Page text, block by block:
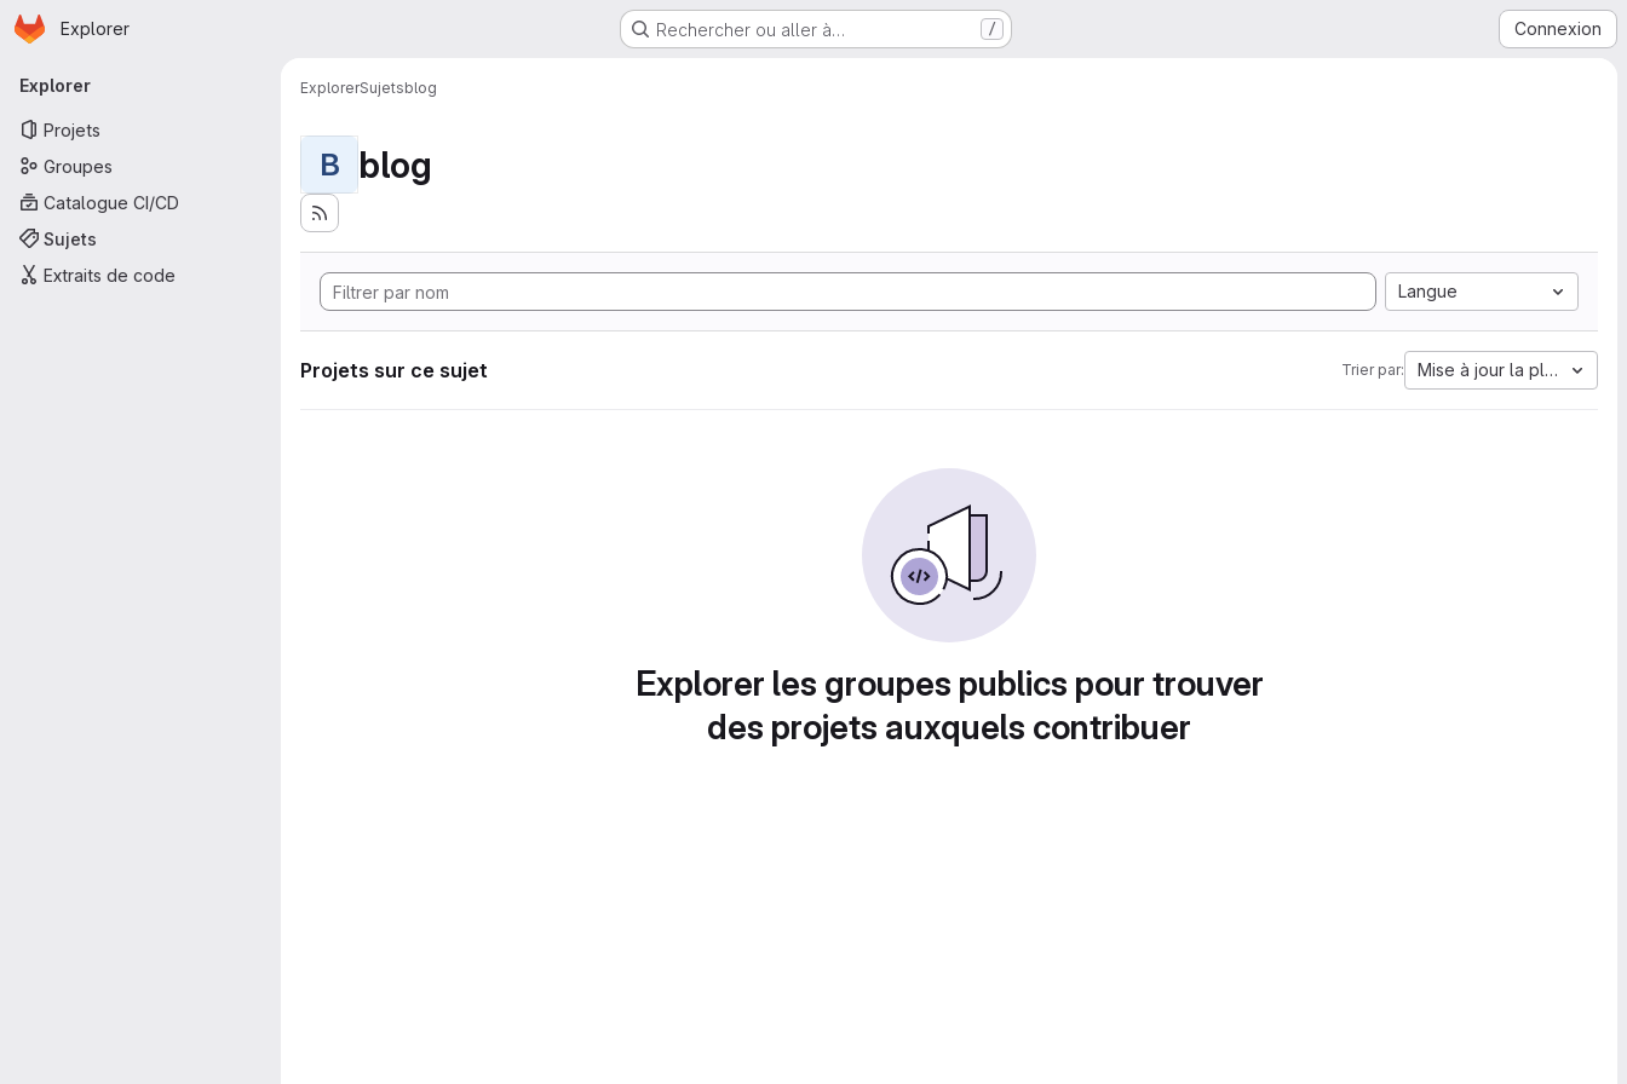
Passer au contenu principal
Page d'accueil
Explorer Rechercher ou aller à… / Connexion
Navigation principale
Explorer
Projets
Groupes
Catalogue CI/CD
Sujets
Extraits de code
ExplorerSujetsblog
B blog
Langue
Projets sur ce sujet Trier par: Mise à jour la plus
Explorer les groupes publics pour trouver
des projets auxquels contribuer